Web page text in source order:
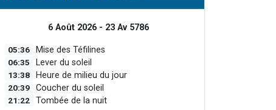
6 Août 2026 - 23 Av 5786
05:36 Mise des Téfilines
06:35 Lever du soleil
13:38 Heure de milieu du jour
20:39 Coucher du soleil
21:22 Tombée de la nuit